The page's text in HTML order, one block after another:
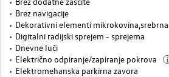
Brez navigacije
Dekorativni elementi mikrokovina,srebrna
Digitalni radijski sprejem - sprejema
Dnevne luči
Električno odpiranje/zapiranje pokrova
i
Elektromehanska parkirna zavora